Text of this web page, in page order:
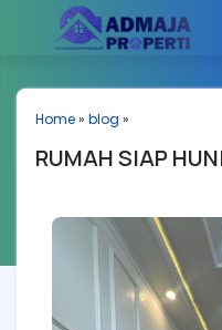
Home» blog »
RUMAH SIAP